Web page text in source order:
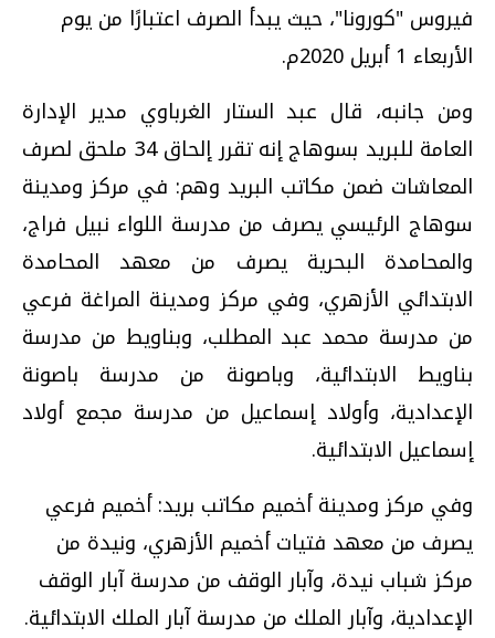
فيروس "كورونا"، حيث يبدأ الصرف اعتبارًا من يوم
الأربعاء 1 أبريل 2020م.
ومن جانبه، قال عبد الستار الغرباوي مدير الإدارة
العامة للبريد بسوهاج إنه تقرر إلحاق 34 ملحق لصرف
المعاشات ضمن مكاتب البريد وهم: في مركز ومدينة
سوهاج الرئيسي يصرف من مدرسة اللواء نبيل فراج،
والمحامدة البحرية يصرف من معهد المحامدة
الابتدائي الأزهري، وفي مركز ومدينة المراغة فرعي
من مدرسة محمد عبد المطلب، وبناويط من مدرسة
بناويط الابتدائية، وباصونة من مدرسة باصونة
الإعدادية، وأولاد إسماعيل من مدرسة مجمع أولاد
إسماعيل الابتدائية.
وفي مركز ومدينة أخميم مكاتب بريد: أخميم فرعي
يصرف من معهد فتيات أخميم الأزهري، ونيدة من
مركز شباب نيدة، وآبار الوقف من مدرسة آبار الوقف
الإعدادية، وآبار الملك من مدرسة آبار الملك الابتدائية.